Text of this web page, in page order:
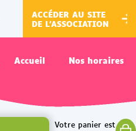
ACCÉDER AU SITE
DE L'ASSOCIATION
Accueil Nos horaires